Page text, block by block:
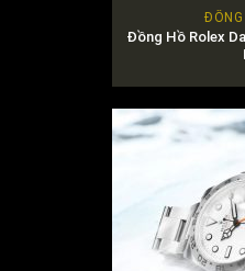
ĐỒNG
Đồng Hồ Rolex